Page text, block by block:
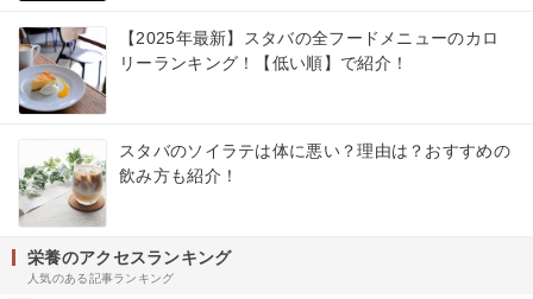
【2025年最新】スタバの全フードメニューのカロ
リーランキング！【低い順】で紹介！
スタバのソイラテは体に悪い？理由は？おすすめの
飲み方も紹介！
栄養のアクセスランキング
人気のある記事ランキング